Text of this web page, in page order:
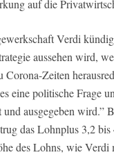
auf die
Verdi
aussehen wird,
Corona-Zeiten
eine politische Frage
ausgegeben wird.”
das Lohnplus 3,2
des Lohns, wie Verdi